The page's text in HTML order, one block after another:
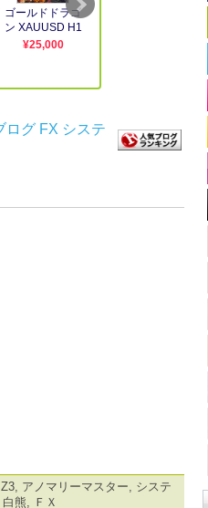
Z3, アノマリーマスター, システ
白熊, ＦＸ